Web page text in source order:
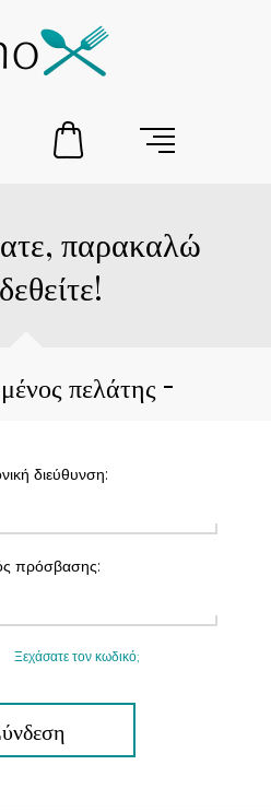
παρακαλώ
πελάτης
διεύθυνση:
πρόσβασης:
Ξεχάσατε τον κωδικό;